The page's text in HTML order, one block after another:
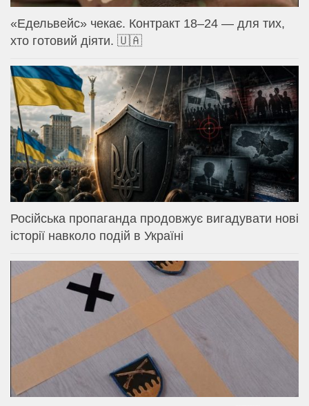
«Едельвейс» чекає. Контракт 18–24 — для тих,
хто готовий діяти. 🇺🇦
Російська пропаганда продовжує вигадувати нові
історії навколо подій в Україні